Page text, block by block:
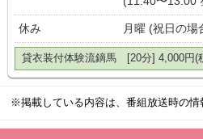
休み 月曜 (祝日の場
貸衣装付体験流鏑馬 [20分] 4,000円(
※掲載している内容は、番組放送時の情